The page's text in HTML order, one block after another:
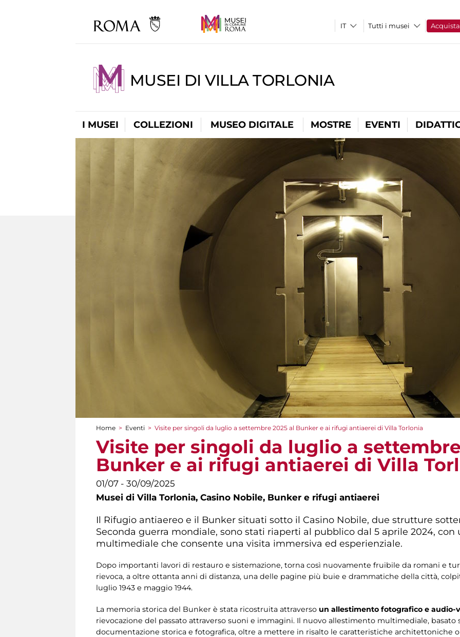
Tutti i musei Acquista
MUSEI DI VILLA TORLONIA
I MUSEI COLLEZIONI MUSEO DIGITALE MOSTRE EVENTI
Tu sei qui
Home > Eventi > Visite per singoli da luglio a settembre 2025 al Bunker e ai rifugi antiaerei di Villa Torlonia
Visite per singoli da luglio a
Bunker e ai rifugi antiaerei di Villa
01/07 - 30/09/2025
Musei di Villa Torlonia, Casino Nobile, Bunker e rifugi antiaerei
Il Rifugio antiaereo e il Bunker situati sotto il Casino Nobile, due strutture
Seconda guerra mondiale, sono stati riaperti al pubblico dal 5 aprile 2024,
multimediale che consente una visita immersiva ed esperienziale.
Dopo importanti lavori di restauro e sistemazione, torna così nuovamente fruibile da romani e
rievoca, a oltre ottanta anni di distanza, una delle pagine più buie e drammatiche della città,
luglio 1943 e maggio 1944.
La memoria storica del Bunker è stata ricostruita attraverso un allestimento fotografico e audio-
rievocazione del passato attraverso suoni e immagini. Il nuovo allestimento multimediale, basato
documentazione storica e fotografica, oltre a mettere in risalto le caratteristiche architettoniche